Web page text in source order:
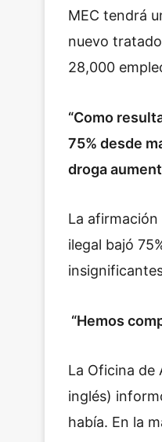
MEC tendrá
nuevo
28,000
“Como
75% desde m
droga
La afirmación
ilegal bajó
“Hemos
La Oficina de
inglés)
había. En la